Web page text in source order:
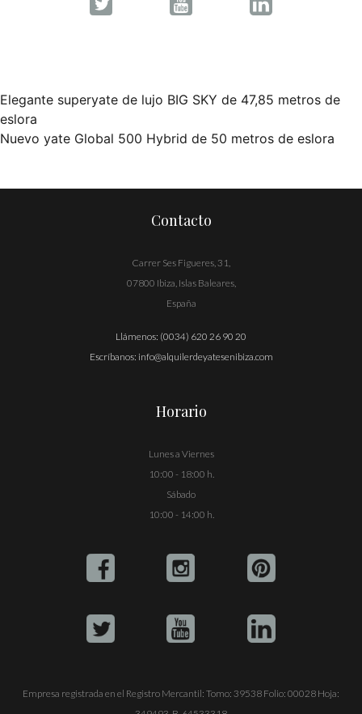
Navegación
de
Elegante superyate de lujo BIG SKY de 47,85 metros de
eslora
Nuevo yate Global 500 Hybrid de 50 metros de eslora
Contacto
Carrer Ses Figueres, 31,
07800 Ibiza, Islas Baleares,
España
Llámenos: (0034) 620 26 90 20
Escríbanos: info@alquilerdeyatesenibiza.com
Horario
Lunes a Viernes
10:00 - 18:00 h.
Sábado
10:00 - 14:00 h.
Empresa registrada en el Registro Mercantil: Tomo: 39538 Folio: 00028 Hoja: